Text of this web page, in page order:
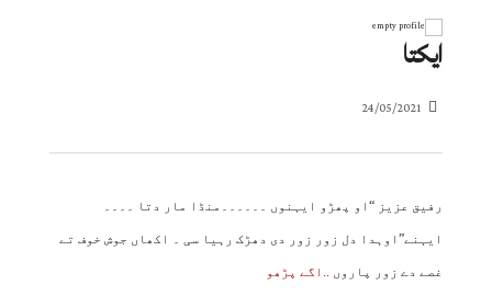
ایکتا
24/05/2021
رفیق عزیز “او پھڑو ایہنوں ۔۔۔۔۔۔منڈا مار دتا ۔۔۔۔
ایہنے”اوہدا دل زور زور دی دھڑک رہیا سی ۔ اکھاں جوش خوف تے
غصے دے زور پاروں ..اگے پڑھو